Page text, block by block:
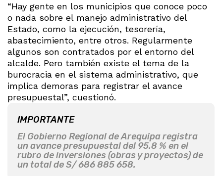
“Hay gente en los municipios que conoce poco
o nada sobre el manejo administrativo del
Estado, como la ejecución, tesorería,
abastecimiento, entre otros. Regularmente
algunos son contratados por el entorno del
alcalde. Pero también existe el tema de la
burocracia en el sistema administrativo, que
implica demoras para registrar el avance
presupuestal”, cuestionó.
IMPORTANTE
El Gobierno Regional de Arequipa registra
un avance presupuestal del 95.8 % en el
rubro de inversiones (obras y proyectos) de
un total de S/ 686 885 658.